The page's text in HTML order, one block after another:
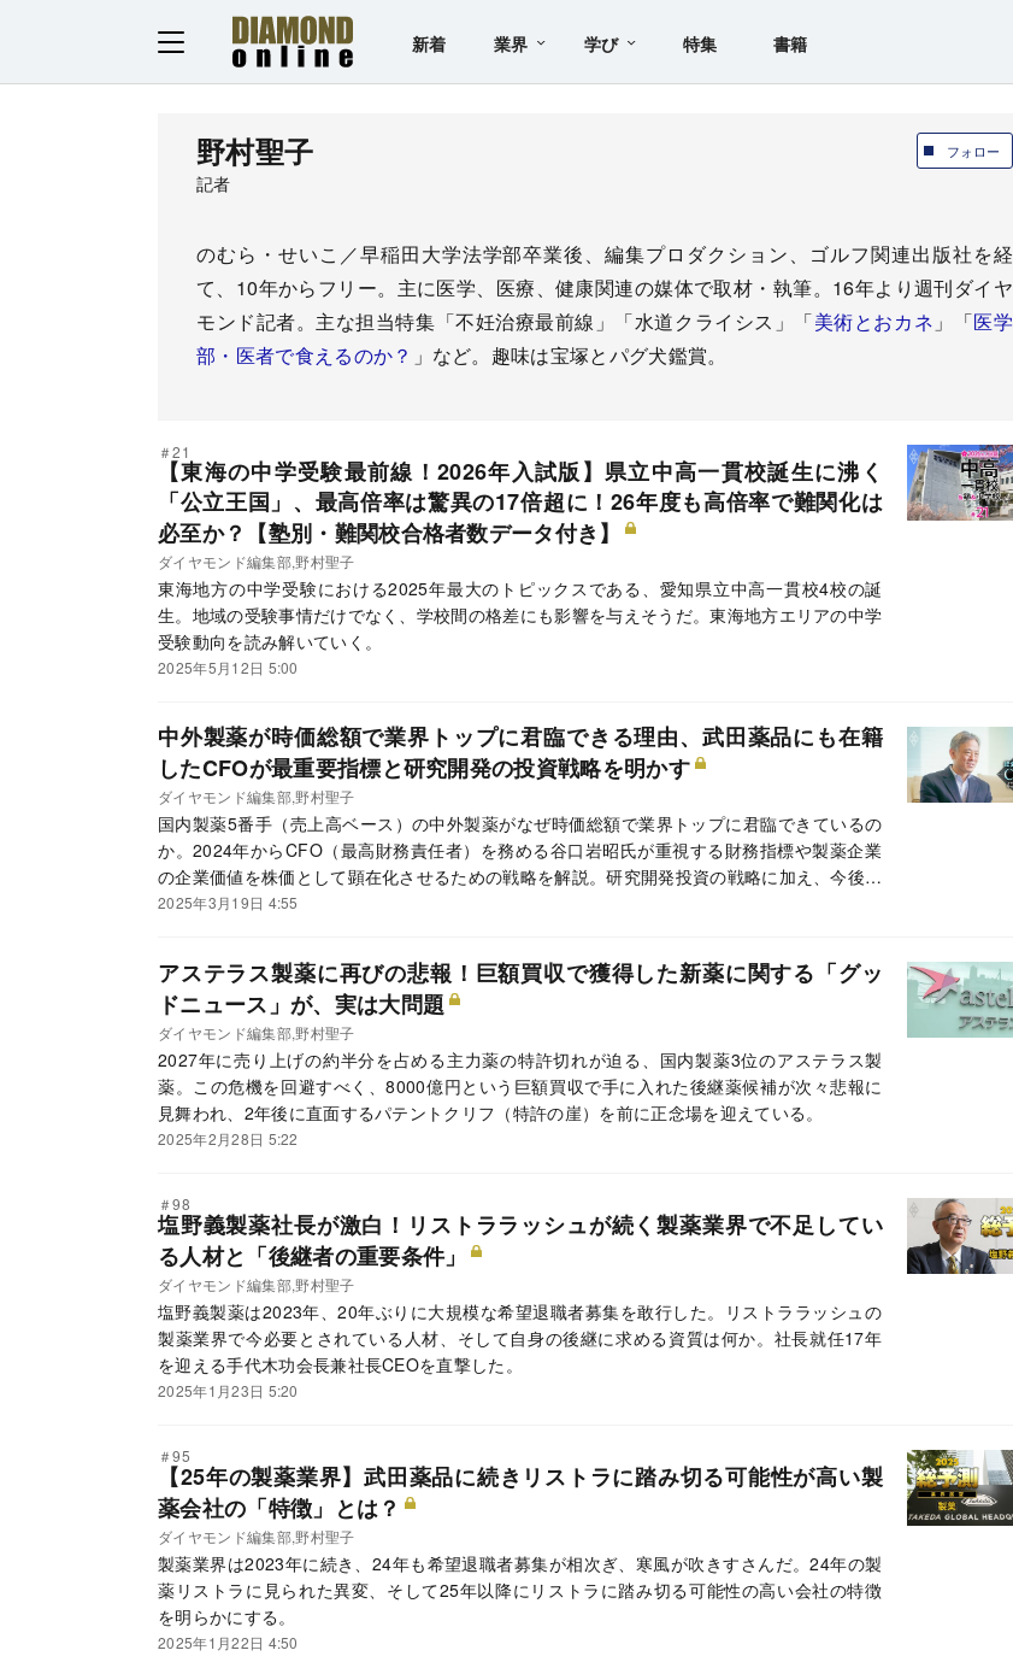
新着 業界 学び 特集 書籍
フォロー
野村聖子
記者
のむら・せいこ／早稲田大学法学部卒業後、編集プロダクション、ゴルフ関連出版社を経
て、10年からフリー。主に医学、医療、健康関連の媒体で取材・執筆。16年より週刊ダイヤ
モンド記者。主な担当特集「不妊治療最前線」「水道クライシス」「美術とおカネ 」「医学
部・医者で食えるのか？ 」など。趣味は宝塚とパグ犬鑑賞。
＃21
【東海の中学受験最前線！2026年入試版】県立中高一貫校誕生に沸く
「公立王国」、最高倍率は驚異の17倍超に！26年度も高倍率で難関化は
必至か？【塾別・難関校合格者数データ付き】
ダイヤモンド編集部,野村聖子
東海地方の中学受験における2025年最大のトピックスである、愛知県立中高一貫校4校の誕
生。地域の受験事情だけでなく、学校間の格差にも影響を与えそうだ。東海地方エリアの中学
受験動向を読み解いていく。
2025年5月12日 5:00
中外製薬が時価総額で業界トップに君臨できる理由、武田薬品にも在籍
したCFOが最重要指標と研究開発の投資戦略を明かす
ダイヤモンド編集部,野村聖子
国内製薬5番手（売上高ベース）の中外製薬がなぜ時価総額で業界トップに君臨できているの
か。2024年からCFO（最高財務責任者）を務める谷口岩昭氏が重視する財務指標や製薬企業
の企業価値を株価として顕在化させるための戦略を解説。研究開発投資の戦略に加え、今後、
構造改革が必要と考える部門についても明かしてもらった。
2025年3月19日 4:55
アステラス製薬に再びの悲報！巨額買収で獲得した新薬に関する「グッ
ドニュース」が、実は大問題
ダイヤモンド編集部,野村聖子
2027年に売り上げの約半分を占める主力薬の特許切れが迫る、国内製薬3位のアステラス製
薬。この危機を回避すべく、8000億円という巨額買収で手に入れた後継薬候補が次々悲報に
見舞われ、2年後に直面するパテントクリフ（特許の崖）を前に正念場を迎えている。
2025年2月28日 5:22
＃98
塩野義製薬社長が激白！リストララッシュが続く製薬業界で不足してい
る人材と「後継者の重要条件」
ダイヤモンド編集部,野村聖子
塩野義製薬は2023年、20年ぶりに大規模な希望退職者募集を敢行した。リストララッシュの
製薬業界で今必要とされている人材、そして自身の後継に求める資質は何か。社長就任17年
を迎える手代木功会長兼社長CEOを直撃した。
2025年1月23日 5:20
＃95
【25年の製薬業界】武田薬品に続きリストラに踏み切る可能性が高い製
薬会社の「特徴」とは？
ダイヤモンド編集部,野村聖子
製薬業界は2023年に続き、24年も希望退職者募集が相次ぎ、寒風が吹きすさんだ。24年の製
薬リストラに見られた異変、そして25年以降にリストラに踏み切る可能性の高い会社の特徴
を明らかにする。
2025年1月22日 4:50